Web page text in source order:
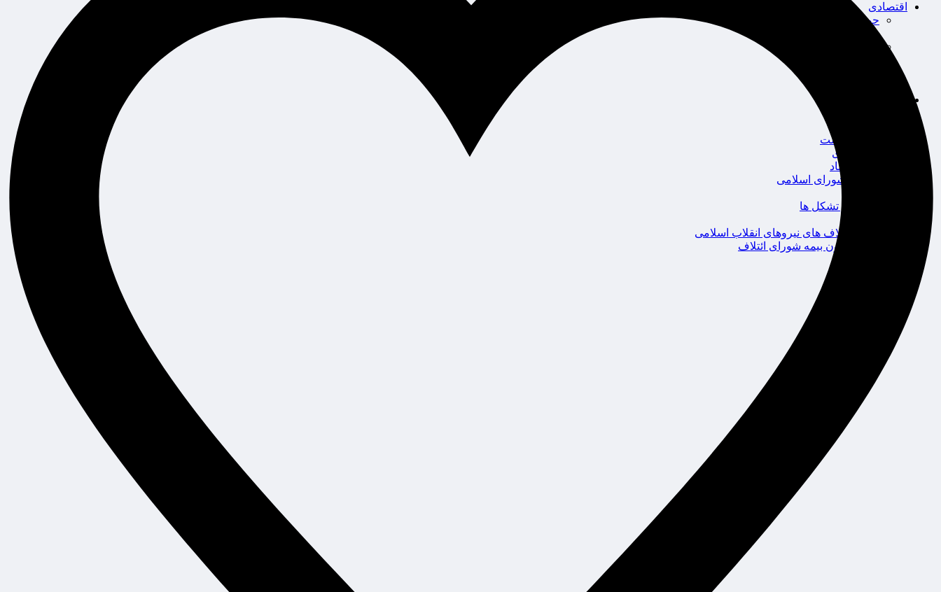
اقتصادی
حوزه بیمه
محیط زیست
گردشگری
سیاست و اقتصاد
مجلس شورای اسلامی
احزاب و تشکل ها
ائتلاف های نیروهای انقلاب اسلامی
کانون بیمه شورای ائتلاف